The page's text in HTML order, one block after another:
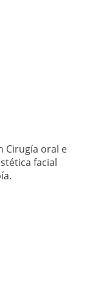
Cirugía oral e
facial